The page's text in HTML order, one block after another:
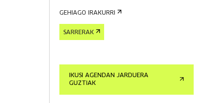
GEHIAGO IRAKURRI
SARRERAK
IKUSI AGENDAN JARDUERA
GUZTIAK